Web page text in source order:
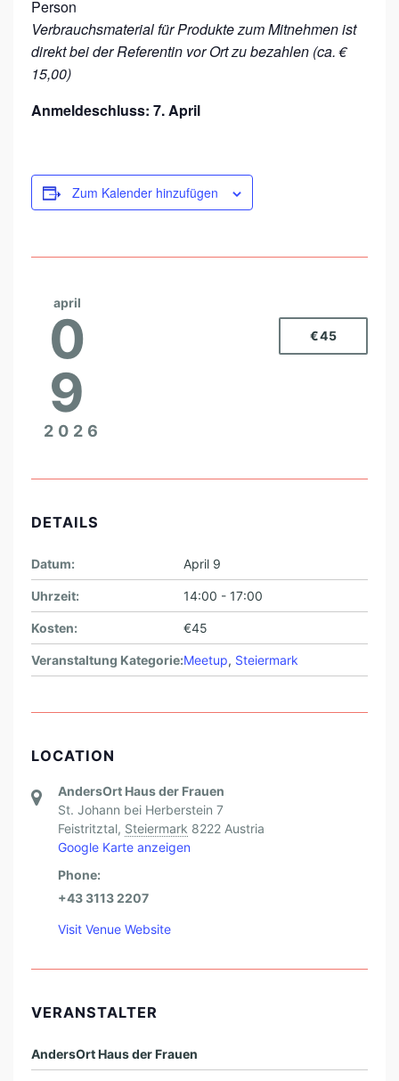
Person
Verbrauchsmaterial für Produkte zum Mitnehmen ist
direkt bei der Referentin vor Ort zu bezahlen (ca. €
15,00)
Anmeldeschluss: 7. April
Zum Kalender hinzufügen
april
0
9
2026
€45
DETAILS
Datum: April 9
Uhrzeit: 14:00 - 17:00
Kosten: €45
Veranstaltung Kategorie:Meetup, Steiermark
LOCATION
AndersOrt Haus der Frauen
St. Johann bei Herberstein 7
Feistritztal, Steiermark 8222 Austria
Google Karte anzeigen
Phone:
+43 3113 2207
Visit Venue Website
VERANSTALTER
AndersOrt Haus der Frauen